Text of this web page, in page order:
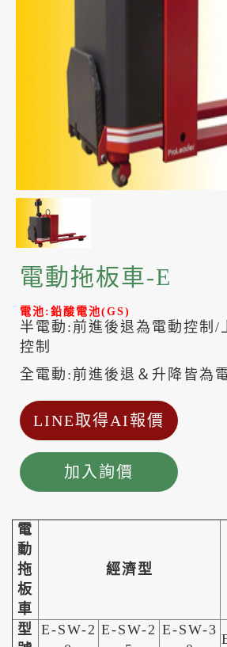
電動拖板車-E
電池:鉛酸電池(GS)
半電動:前進後退為電動控制/
控制
全電動:前進後退＆升降皆為
LINE取得AI報價
加入詢價
電
動
拖
板
車
經濟型
型
E-SW-2 E-SW-2 E-SW-3